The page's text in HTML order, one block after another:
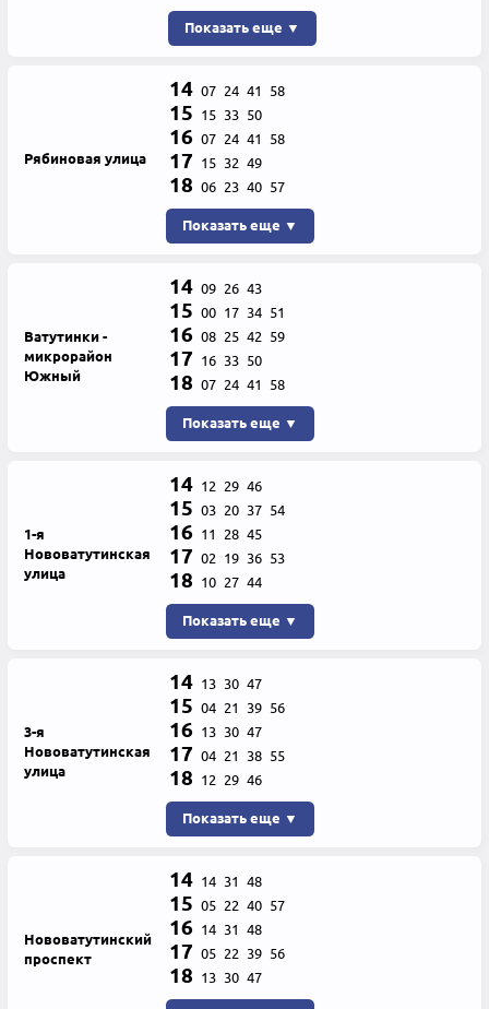
Показать еще ▼
Рябиновая улица
14 07 24 41 58
15 15 33 50
16 07 24 41 58
17 15 32 49
18 06 23 40 57
Показать еще ▼
Ватутинки -
микрорайон
Южный
14 09 26 43
15 00 17 34 51
16 08 25 42 59
17 16 33 50
18 07 24 41 58
Показать еще ▼
1-я
Нововатутинская
улица
14 12 29 46
15 03 20 37 54
16 11 28 45
17 02 19 36 53
18 10 27 44
Показать еще ▼
3-я
Нововатутинская
улица
14 13 30 47
15 04 21 39 56
16 13 30 47
17 04 21 38 55
18 12 29 46
Показать еще ▼
Нововатутинский
проспект
14 14 31 48
15 05 22 40 57
16 14 31 48
17 05 22 39 56
18 13 30 47